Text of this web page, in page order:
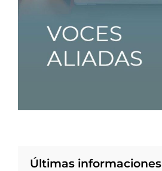
Últimas informaciones